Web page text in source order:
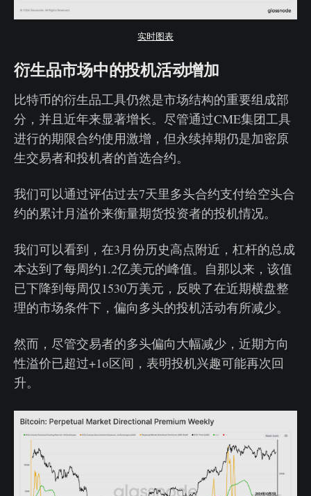
实时图表
衍生品市场中的投机活动增加
比特币的衍生品工具仍然是市场结构的重要组成部
分，并且近年来显著增长。尽管通过CME集团工具
进行的期限合约使用激增，但永续掉期仍是加密原
生交易者和投机者的首选合约。
我们可以通过评估过去7天里多头合约支付给空头合
约的累计月溢价来衡量期货投资者的投机情况。
我们可以看到，在3月份历史高点附近，杠杆的总成
本达到了每周约1.2亿美元的峰值。自那以来，该值
已下降到每周仅1530万美元，反映了在近期横盘整
理的市场条件下，偏向多头的投机活动有所减少。
然而，尽管交易者的多头偏向大幅减少，近期方向
性溢价已超过+1σ区间，表明投机兴趣可能再次回
升。